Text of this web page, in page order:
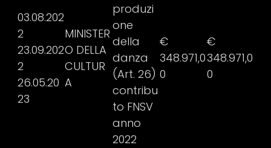
03.08.202
2
23.09.202
2
26.05.20
23
MINISTER
O DELLA
CULTUR
A
produzi
one
della
danza
(Art. 26)
contribu
to FNSV
anno
2022
€
348.971,0
0
€
348.971,0
0